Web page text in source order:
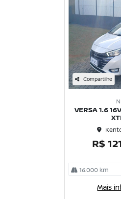
Compartilhe
VERSA 1.6
R$
16.000 km
Mais